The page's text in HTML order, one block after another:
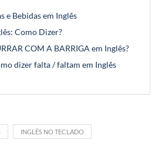
e Bebidas em Inglês
Como Dizer?
COM A BARRIGA em Inglês?
dizer falta / faltam em Inglês
INGLÊS NO TECLADO